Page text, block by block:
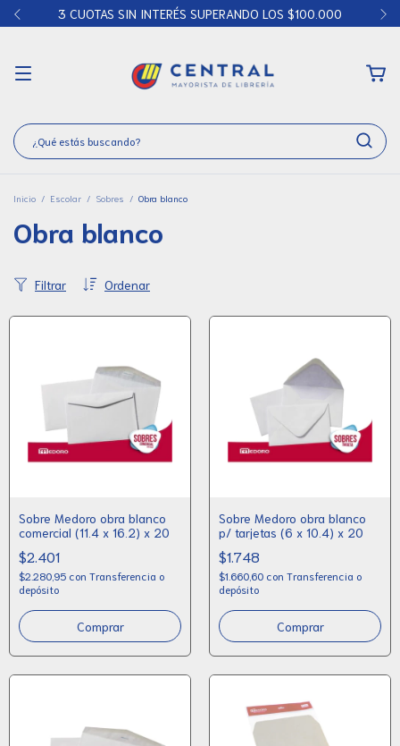
3 CUOTAS SIN INTERÉS SUPERANDO LOS $100.000
Inicio / Escolar / Sobres / Obra blanco
Obra blanco
Ordenar
Filtrar
Sobre Medoro obra blanco
comercial (11.4 x 16.2) x 20
$2.401
$2.280,95 con Transferencia o
depósito
Sobre Medoro obra blanco
p/ tarjetas (6 x 10.4) x 20
$1.748
$1.660,60 con Transferencia o
depósito